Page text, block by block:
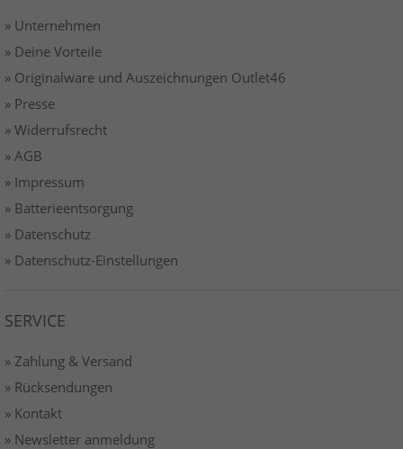
» Unternehmen
» Deine Vorteile
» Originalware und Auszeichnungen Outlet46
» Presse
» Widerrufsrecht
» AGB
» Impressum
» Batterieentsorgung
» Datenschutz
» Datenschutz-Einstellungen
SERVICE
» Zahlung & Versand
» Rücksendungen
» Kontakt
» Newsletter anmeldung